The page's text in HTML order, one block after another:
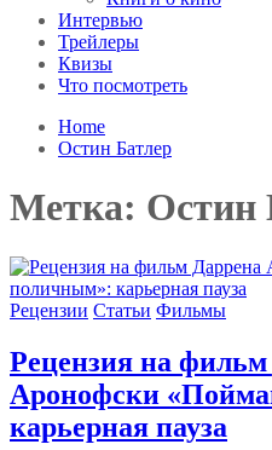
Интервью
Трейлеры
Квизы
Что посмотреть
Home
Остин Батлер
Метка: Остин
Рецензии Статьи Фильмы
Рецензия на
Аронофски
карьерная пауза